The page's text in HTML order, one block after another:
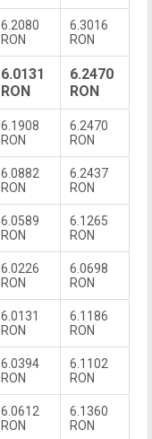
6.2080
RON
6.3016
RON
6.0131
RON
6.2470
RON
6.1908
RON
6.2470
RON
6.0882
RON
6.2437
RON
6.0589
RON
6.1265
RON
6.0226
RON
6.0698
RON
6.0131
RON
6.1186
RON
6.0394
RON
6.1102
RON
6.0612
RON
6.1360
RON